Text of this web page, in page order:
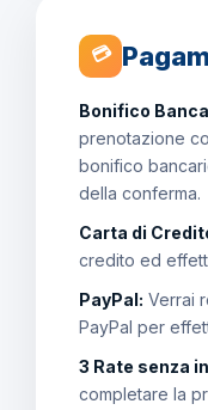
💳
Bonifico
prenotazione
bonifico
della conferma.
Carta di
credito ed
PayPal: Verrai
PayPal per
3 Rate senza
completare la